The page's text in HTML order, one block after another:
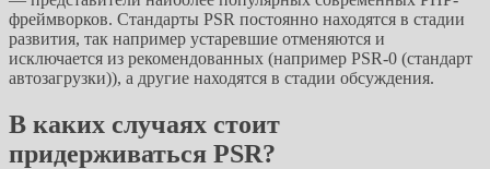
фреймворков. Стандарты PSR постоянно находятся в стадии
развития, так например устаревшие отменяются и
исключается из рекомендованных (например PSR-0 (стандарт
автозагрузки)), а другие находятся в стадии обсуждения.
В каких случаях стоит
придерживаться PSR?